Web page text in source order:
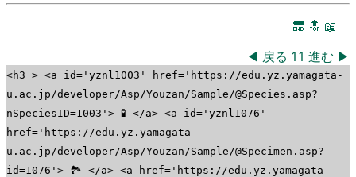
🔚 🔝 📖
◀ 戻る 11 進む ▶
<h3 > <a id='yznl1003' href='https://edu.yz.yamagata-
u.ac.jp/developer/Asp/Youzan/Sample/@Species.asp?
nSpeciesID=1003'> 🧪 </a> <a id='yznl1076'
href='https://edu.yz.yamagata-
u.ac.jp/developer/Asp/Youzan/Sample/@Specimen.asp?
id=1076'> 🏞 </a> <a href='https://edu.yz.yamagata-